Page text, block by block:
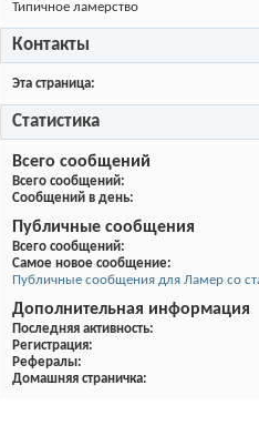
Род занятий:
Типичное ламерство
Контакты
Эта страница
Статистика
Всего сообщений
Всего сообщений
Сообщений в день
Публичные сообщения
Всего сообщений
Самое новое сообщение
Дополнительная информация
Последняя активность
Регистрация
Рефералы